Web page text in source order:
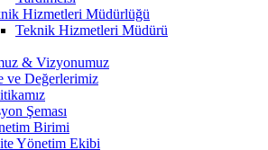
Hizmetleri Müdürlüğü
Teknik Hizmetleri Müdürü
& Vizyonumuz
ve Değerlerimiz
Şeması
Birimi
Yönetim Ekibi